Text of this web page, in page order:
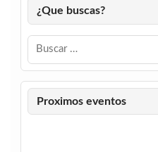
¿Que buscas?
Proximos eventos